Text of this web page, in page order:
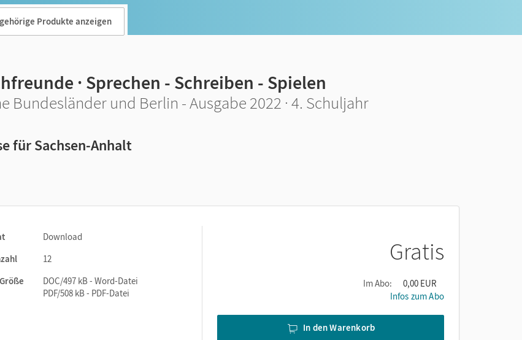
Produkte anzeigen
· Sprechen - Schreiben - Spielen
Bundesländer und Berlin - Ausgabe 2022 · 4. Schuljahr
für Sachsen-Anhalt
Download
12
DOC/497 kB - Word-Datei
PDF/508 kB - PDF-Datei
Gratis
Im Abo:
0,00 EUR
Infos zum Abo
In den Warenkorb